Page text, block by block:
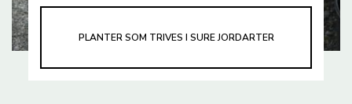
PLANTER SOM TRIVES I SURE JORDARTER